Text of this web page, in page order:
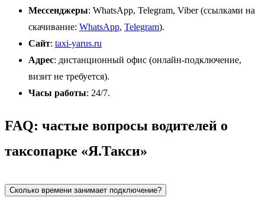
Мессенджеры: WhatsApp, Telegram, Viber (ссылками на
скачивание: WhatsApp, Telegram).
Сайт: taxi-yarus.ru
Адрес: дистанционный офис (онлайн-подключение,
визит не требуется).
Часы работы: 24/7.
FAQ: частые вопросы водителей о
таксопарке «Я.Такси»
Сколько времени занимает подключение?